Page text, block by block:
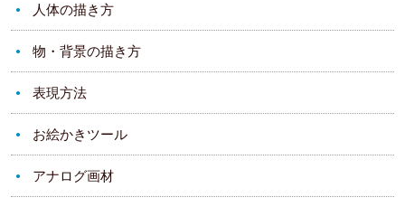
人体の描き方
物・背景の描き方
表現方法
お絵かきツール
アナログ画材